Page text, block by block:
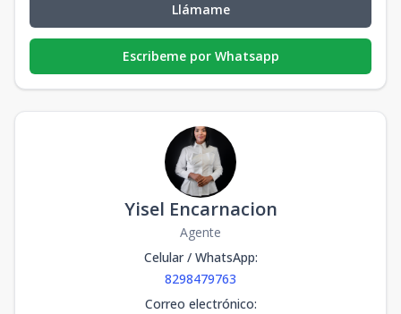
Llámame
Escribeme por Whatsapp
Yisel Encarnacion
Agente
Celular / WhatsApp:
8298479763
Correo electrónico: